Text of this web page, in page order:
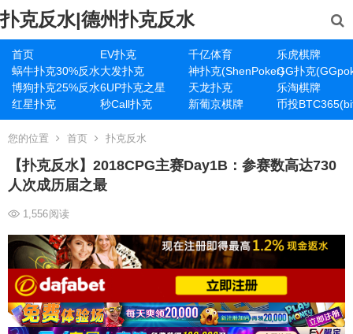
扑克反水|德州扑克反水
首页 EV扑克 千亿体育
乐虎棋牌
蜗牛扑克30%反水大发扑克 神扑克(ShenPoker)GG扑克
博狗扑克25%反水6UP扑克之星 天龙扑克
乐淘棋牌
红星扑克
秒Call扑克 新葡京棋牌 币投
您的位置 首页 扑克反水
【扑克反水】2018CPG主赛Day1B：参赛数高达730
人次成历届之最
1,556阅读